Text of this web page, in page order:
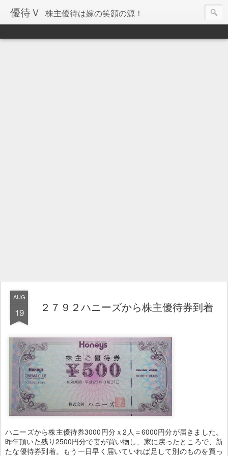
優待Ｖ 株主優待は嫁の笑顔の源！
AUG
19 ２７９２ハニーズから株主優待券到着
ハニーズから株主優待券3000円分ｘ2人＝6000円分が届きました。
昨年頂いた残り2500円分で妻が買い物し、家に戻ったところで、新
たな優待券到着。もう一日早く届いていれば足して別のものを買っ